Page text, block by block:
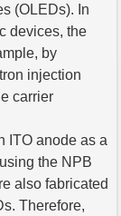
(OLEDs). In
devices, the
by
injection
carrier
ITO anode as a
the NPB
also fabricated
Therefore,